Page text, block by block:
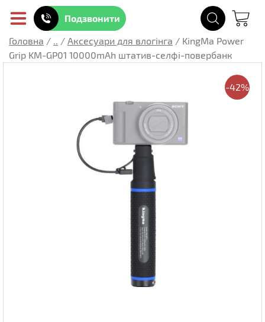
Подзвонити
Головна / .. / Аксесуари для влогінга / KingMa Power
Grip KM-GP01 10000mAh штатив-селфі-повербанк
-42%